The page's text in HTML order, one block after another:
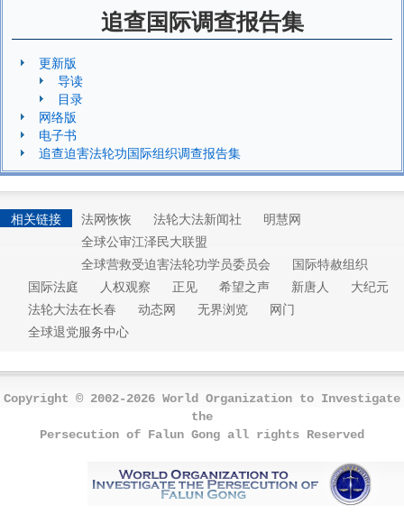
追查国际调查报告集
更新版
导读
目录
网络版
电子书
追查迫害法轮功国际组织调查报告集
相关链接 法网恢恢 法轮大法新闻社
明慧网
全球公审江泽民大联盟
全球营救受迫害法轮功学员委员会
国际特赦组织
国际法庭
人权观察 正见 希望之声 新唐人
大纪元
法轮大法在长春
动态网 无界浏览
网门
全球退党服务中心
Copyright © 2002-2026 World Organization to Investigate
the
Persecution of Falun Gong all rights Reserved